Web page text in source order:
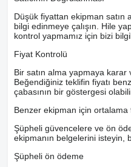
Düşük fiyattan ekipman satın
bilgi edinmeye çalışın. Hile
kontrol yapmamız için bizi
Fiyat Kontrolü
Bir satın alma yapmaya karar
Beğendiğiniz teklifin fiyatı
çabasının bir göstergesi
Benzer ekipman için ortalama
Şüpheli güvencelere ve ön
ekipmanın belgelerini isteyin,
Şüpheli ön ödeme